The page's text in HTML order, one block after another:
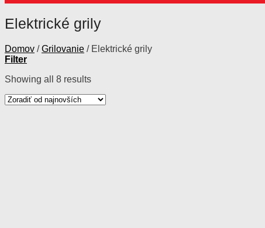
Elektrické grily
Domov / Grilovanie /Elektrické grily
Filter
Showing all 8 results